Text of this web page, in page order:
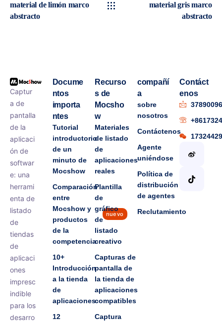
material de limón marco
abstracto
material gris marco
abstracto
Captur
a de
pantalla
de la
aplicaci
ón de
softwar
e: una
herrami
enta de
listado
de
tiendas
de
aplicaci
ones
impresc
indible
para los
desarro
Docume
ntos
importa
ntes
Tutorial
introductorio
de un
minuto de
Mocshow
Comparación
entre
Mocshow y
productos
de la
competencia
nuevo
10+
Introducción
a la tienda
de
aplicaciones
12
Recurso
s de
Mocsho
w
Materiales
de listado
de
aplicaciones
reales
Plantilla
de
gráfico
de
listado
creativo
Capturas de
pantalla de
la tienda de
aplicaciones
compatibles
Captura
compañí
a
sobre
nosotros
Contáctenos
Agente
uniéndose
Política de
distribución
de agentes
Reclutamiento
Contáct
enos